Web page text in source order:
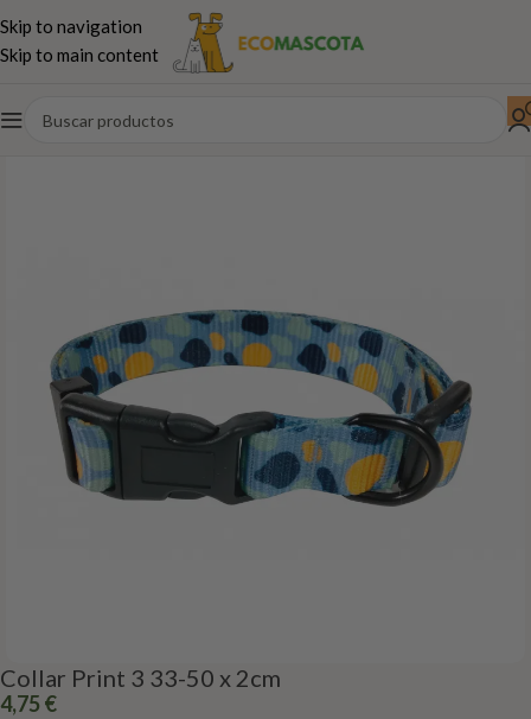
Skip to navigation
Skip to main content
Inicio Perros Paseo,juguetes...
Collar Print 3 33-50 x 2cm
4,75 €